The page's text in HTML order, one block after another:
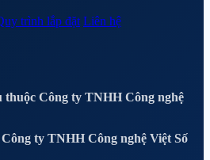
trình lắp đặt Liên hệ
Công ty TNHH Công nghệ
ty TNHH Công nghệ Việt Số